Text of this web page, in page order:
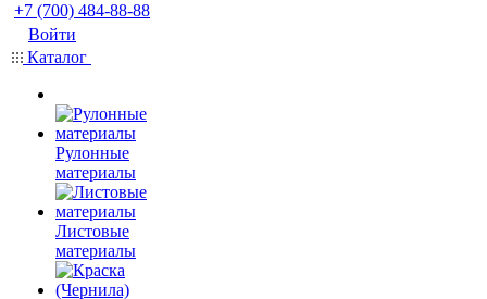
+7 (700) 484-88-88
Войти
Каталог
Рулонные
материалы
Листовые
материалы